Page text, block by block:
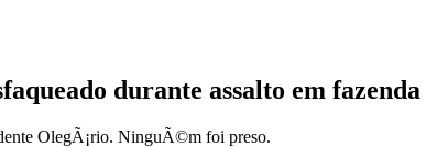
durante assalto em fazenda
OlegÃ¡rio. NinguÃ©m foi preso.